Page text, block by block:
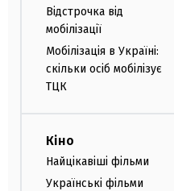
Відстрочка від
мобілізації
Мобілізація в Україні:
скільки осіб мобілізує
ТЦК
Кіно
Найцікавіші фільми
Українські фільми